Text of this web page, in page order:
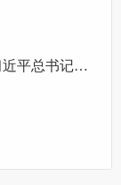
党纪学习教育常态化长效化